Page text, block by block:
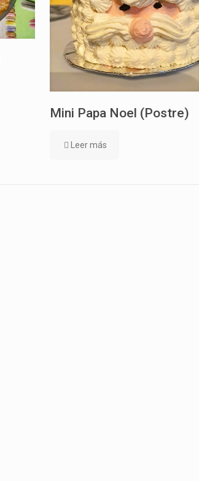
Mini Papa Noel (Postre)
Leer más